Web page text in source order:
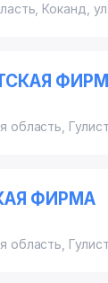
Коканд ,
область,
ФИРМА
область,